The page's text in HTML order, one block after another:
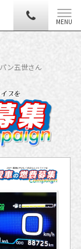
MENU
ン五世さん